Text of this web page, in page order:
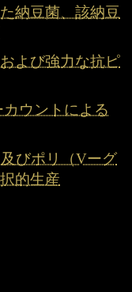
納豆菌、該納豆
よび強力な抗ピ
ウントによる
びポリ（Vーグ
的生産